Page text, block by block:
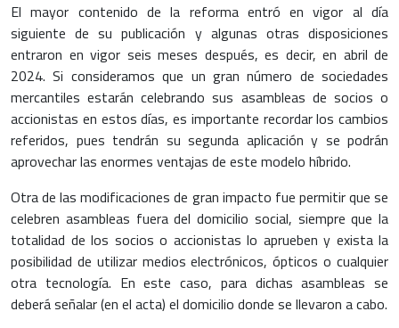
El mayor contenido de la reforma entró en vigor al día
siguiente de su publicación y algunas otras disposiciones
entraron en vigor seis meses después, es decir, en abril de
2024. Si consideramos que un gran número de sociedades
mercantiles estarán celebrando sus asambleas de socios o
accionistas en estos días, es importante recordar los cambios
referidos, pues tendrán su segunda aplicación y se podrán
aprovechar las enormes ventajas de este modelo híbrido.
Otra de las modificaciones de gran impacto fue permitir que se
celebren asambleas fuera del domicilio social, siempre que la
totalidad de los socios o accionistas lo aprueben y exista la
posibilidad de utilizar medios electrónicos, ópticos o cualquier
otra tecnología. En este caso, para dichas asambleas se
deberá señalar (en el acta) el domicilio donde se llevaron a cabo.